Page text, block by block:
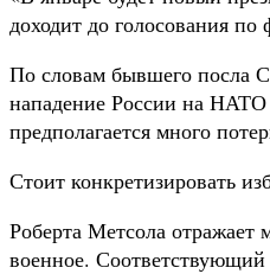
доходит до голосования
По словам бывшего посла
нападение России на НАТО
предполагается много
Стоит конкретизировать
Роберта Метсола отражает
военное.